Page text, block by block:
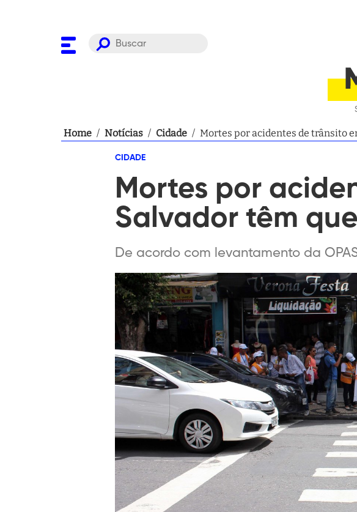
Home / Notícias / Cidade / Mortes por acidentes de trânsito
CIDADE
Mortes por
Salvador têm
De acordo com levantamento da